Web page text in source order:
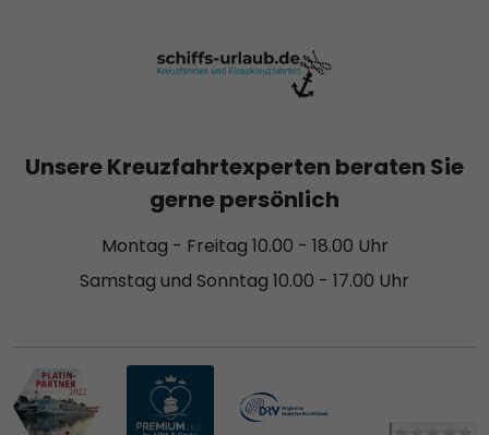
Unsere Kreuzfahrtexperten beraten Sie
gerne persönlich
Montag - Freitag 10.00 - 18.00 Uhr
Samstag und Sonntag 10.00 - 17.00 Uhr